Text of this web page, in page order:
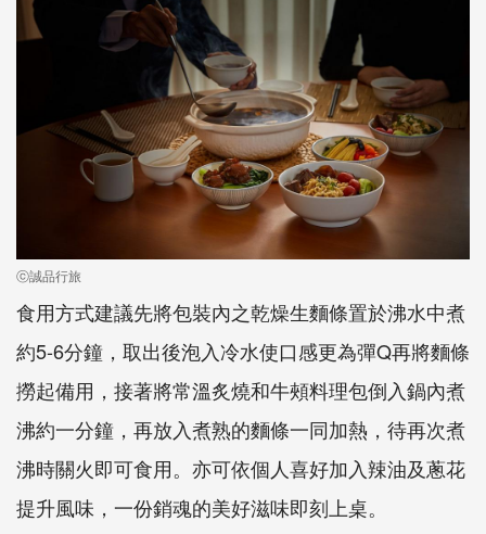
ⓒ誠品行旅
食用方式建議先將包裝內之乾燥生麵條置於沸水中煮
約5-6分鐘，取出後泡入冷水使口感更為彈Q再將麵條
撈起備用，接著將常溫炙燒和牛頰料理包倒入鍋內煮
沸約一分鐘，再放入煮熟的麵條一同加熱，待再次煮
沸時關火即可食用。亦可依個人喜好加入辣油及蔥花
提升風味，一份銷魂的美好滋味即刻上桌。